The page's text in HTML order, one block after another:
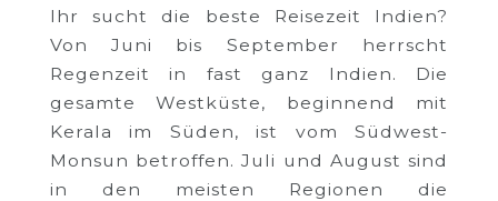
Ihr sucht die beste Reisezeit Indien?
Von Juni bis September herrscht
Regenzeit in fast ganz Indien. Die
gesamte Westküste, beginnend mit
Kerala im Süden, ist vom Südwest-
Monsun betroffen. Juli und August sind
in den meisten Regionen die